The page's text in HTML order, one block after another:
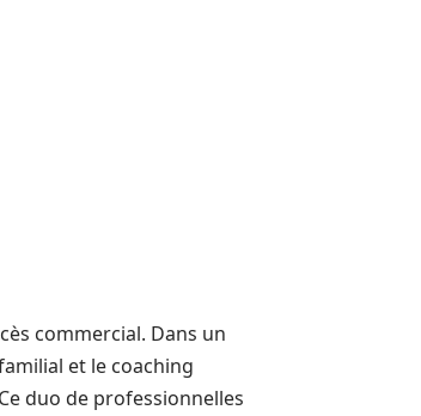
commercial. Dans un
et le coaching
duo de professionnelles